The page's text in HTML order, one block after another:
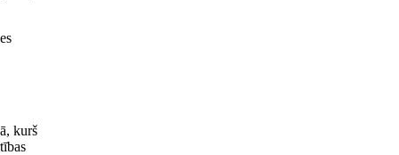
kurš